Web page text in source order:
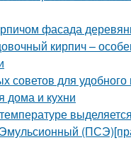
фасада
кирпич –
советов для
дома и кухни